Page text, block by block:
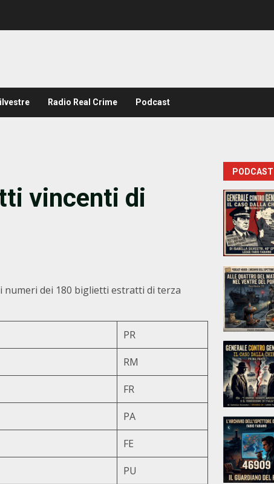
Radio Real Crime Podcast
vincenti di
numeri dei 180 biglietti estratti di terza
PR
RM
FR
PA
FE
PU
PODCAST